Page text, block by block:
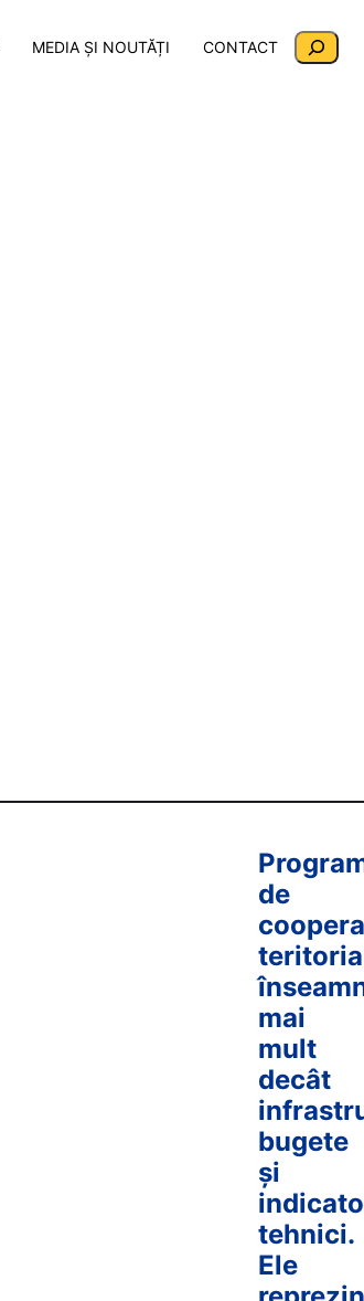
MEDIA ȘI NOUTĂȚI CONTACT Search
de
mai
mult
decât
bugete
și
tehnici.
Ele